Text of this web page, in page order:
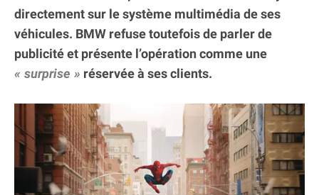
directement sur le système multimédia de ses
véhicules. BMW refuse toutefois de parler de
publicité et présente l’opération comme une
surprise
réservée à ses clients.